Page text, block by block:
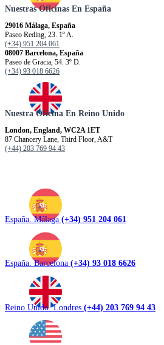
Nuestras Oficinas En España
29016 Málaga, España
Paseo Reding, 23. 1º A.
(+34) 951 204 061
08007 Barcelona, España
Paseo de Gracia, 54. 3º D.
(+34) 93 018 6626
Nuestra Oficina En Reino Unido
London, England, WC2A 1ET
87 Chancery Lane, Third Floor, A&T
(+44) 203 769 94 43
España. Málaga (+34) 951 204 061
España. Barcelona (+34) 93 018 6626
Reino Unido. Londres (+44) 203 769 94 43